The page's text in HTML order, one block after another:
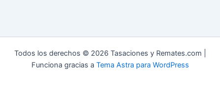
Todos los derechos © 2026 Tasaciones y Remates.com |
Funciona gracias a Tema Astra para WordPress